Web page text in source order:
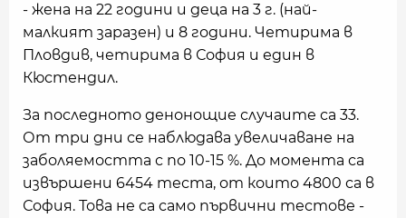
- жена на 22 години и деца на 3 г. (най-
малкият заразен) и 8 години. Четирима в
Пловдив, четирима в София и един в
Кюстендил.
За последното денонощие случаите са 33.
От три дни се наблюдава увеличаване на
заболяемостта с по 10-15 %. До момента са
извършени 6454 теста, от които 4800 са в
София. Това не са само първични тестове -